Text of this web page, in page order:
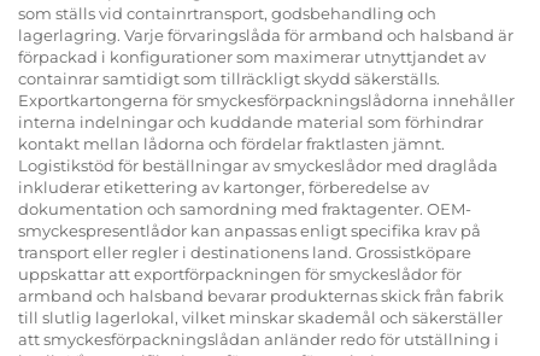
som ställs vid containrtransport, godsbehandling och
lagerlagring. Varje förvaringslåda för armband och halsband är
förpackad i konfigurationer som maximerar utnyttjandet av
containrar samtidigt som tillräckligt skydd säkerställs.
Exportkartongerna för smyckesförpackningslådorna innehåller
interna indelningar och kuddande material som förhindrar
kontakt mellan lådorna och fördelar fraktlasten jämnt.
Logistikstöd för beställningar av smyckeslådor med draglåda
inkluderar etikettering av kartonger, förberedelse av
dokumentation och samordning med fraktagenter. OEM-
smyckespresentlådor kan anpassas enligt specifika krav på
transport eller regler i destinationens land. Grossistköpare
uppskattar att exportförpackningen för smyckeslådor för
armband och halsband bevarar produkternas skick från fabrik
till slutlig lagerlokal, vilket minskar skademål och säkerställer
att smyckesförpackningslådan anländer redo för utställning i